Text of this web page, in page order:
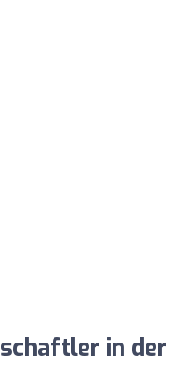
in der